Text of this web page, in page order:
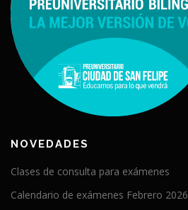
NOVEDADES
Clases de consulta para exámenes
Calendario de exámenes Febrero 2026